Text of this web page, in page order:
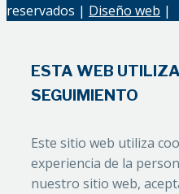
reservados | Diseño web |
ESTA WEB
SEGUIMIENTO
Este sitio web utiliza
experiencia de la
nuestro sitio web,